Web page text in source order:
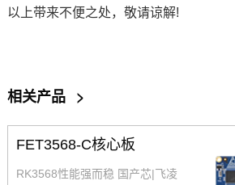
以上带来不便之处，敬请谅解!
相关产品 >
FET3568-C核心板
RK3568性能强而稳 国产芯|飞凌